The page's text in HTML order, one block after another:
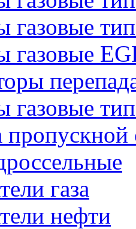
газовые
газовые
газовые
пропускной
газа
нефти